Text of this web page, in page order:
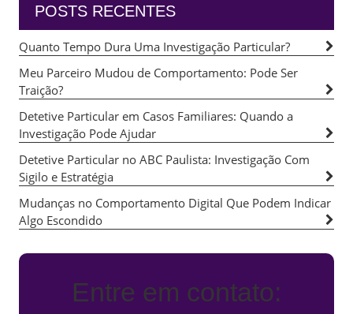
POSTS RECENTES
Quanto Tempo Dura Uma Investigação Particular?
Meu Parceiro Mudou de Comportamento: Pode Ser
Traição?
Detetive Particular em Casos Familiares: Quando a
Investigação Pode Ajudar
Detetive Particular no ABC Paulista: Investigação Com
Sigilo e Estratégia
Mudanças no Comportamento Digital Que Podem Indicar
Algo Escondido
Entre em contato: